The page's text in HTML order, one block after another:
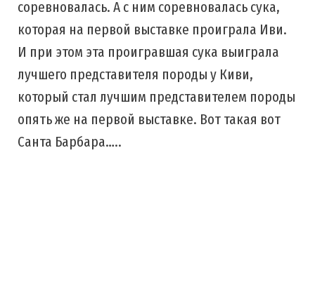
соревновалась. А с ним соревновалась сука,
которая на первой выставке проиграла Иви.
И при этом эта проигравшая сука выиграла
лучшего представителя породы у Киви,
который стал лучшим представителем породы
опять же на первой выставке. Вот такая вот
Санта Барбара…..